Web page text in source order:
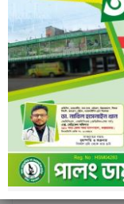
আগের পরবর্তী ১
আন্তর্জাতিক